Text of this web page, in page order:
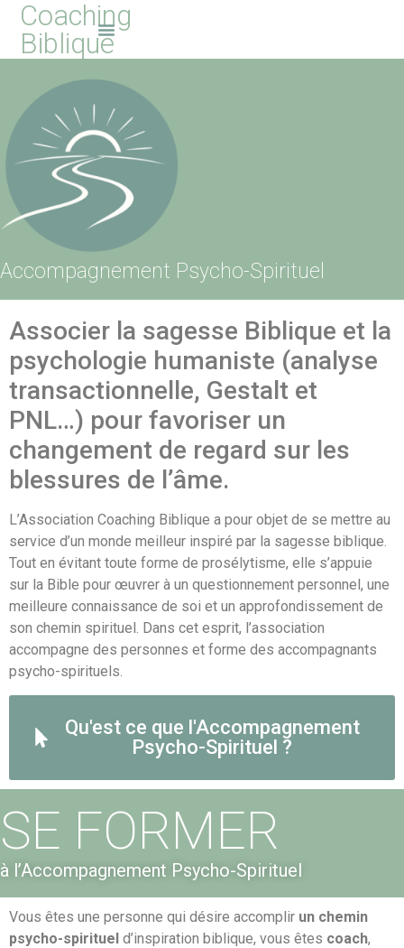
Coaching
Biblique
Accompagnement Psycho-Spirituel
Associer la sagesse Biblique et la
psychologie humaniste (analyse
transactionnelle, Gestalt et
PNL…) pour favoriser un
changement de regard sur les
blessures de l’âme.
L’Association Coaching Biblique a pour objet de se mettre au
service d’un monde meilleur inspiré par la sagesse biblique.
Tout en évitant toute forme de prosélytisme, elle s’appuie
sur la Bible pour œuvrer à un questionnement personnel, une
meilleure connaissance de soi et un approfondissement de
son chemin spirituel. Dans cet esprit, l’association
accompagne des personnes et forme des accompagnants
psycho-spirituels.
Qu'est ce que l'Accompagnement
Psycho-Spirituel ?
SE FORMER
à l’Accompagnement Psycho-Spirituel
Vous êtes une personne qui désire accomplir un chemin
psycho-spirituel d’inspiration biblique, vous êtes coach,